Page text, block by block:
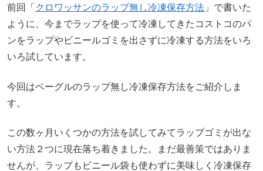
前回「 クロワッサンのラップ無し冷凍保存方法 」で書いた
ように、今までラップを使って冷凍してきたコストコのパ
ンをラップやビニールゴミを出さずに冷凍する方法をいろ
いろ試しています。
今回はベーグルのラップ無し冷凍保存方法をご紹介しま
す。
この数ヶ月いくつかの方法を試してみてラップゴミが出な
い方法２つに現在落ち着きました。まだ最善策ではありま
せんが、ラップもビニール袋も使わずに美味しく冷凍保存